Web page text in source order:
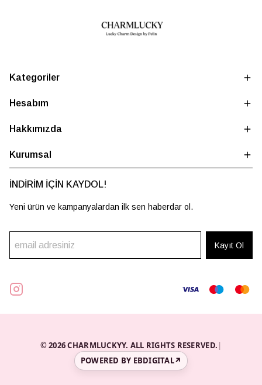
Kategoriler
Hesabım
Hakkımızda
Kurumsal
İNDİRİM İÇİN KAYDOL!
Yeni ürün ve kampanyalardan ilk sen haberdar ol.
Kayıt Ol
© 2026 CHARMLUCKYY. ALL RIGHTS RESERVED. |
POWERED BY EBDIGITAL↗